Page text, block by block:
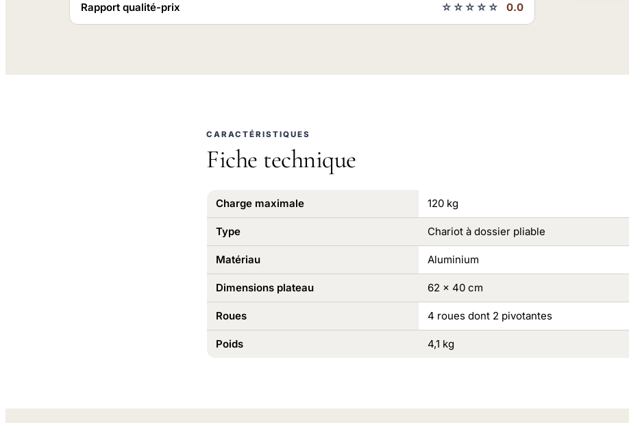
Rapport qualité-prix ☆☆☆☆☆ 0.0
CARACTÉRISTIQUES
Fiche technique
Charge maximale 120 kg
Type Chariot à dossier pliable
Matériau Aluminium
Dimensions plateau 62 x 40 cm
Roues 4 roues dont 2 pivotantes
Poids 4,1 kg